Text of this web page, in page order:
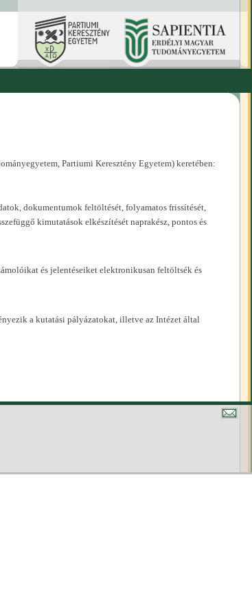
Partiumi Keresztény Egyetem) keretében:
dokumentumok feltöltését, folyamatos frissítését,
kimutatások elkészítését naprakész, pontos és
és jelentéseiket elektronikusan feltöltsék és
a kutatási pályázatokat, illetve az Intézet által